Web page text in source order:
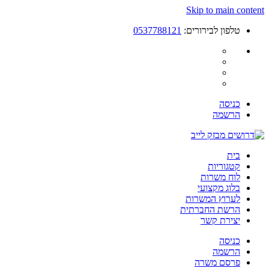
Skip to main content
טלפון לבירורים: 0537788121
כניסה
הרשמה
בית
קטגוריות
לוח משרות
בלוג מקצועי
לערוץ המשרות
הרשת החברתית
יצירת קשר
כניסה
הרשמה
פרסם משרה